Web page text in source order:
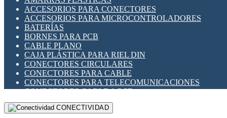
INDICADORES PARA PANEL
INTERFACES DE RELÉ
INTERRUPTORES FIN DE CARRERA
LLAVES CONMUTADORAS
MEDIDORES DE ENERGÍA Y TC'S DE CORRIENTE
MOTORES PASO A PASO
PANTALLAS HMI
PLC -CONTROLADORES LÓGICO PROGRAMABLES
PROGRAMADORES DE HORARIO
RELÉS DE PROTECCIÓN
SENSORES CAPACITIVOS
ACCESORIOS PARA CONECTORES
ACCESORIOS PARA MICROCONTROLADORES
BATERÍAS
BORNES PARA PCB
CABLE PLANO
CAJA PLÁSTICA PARA RIEL DIN
CONECTORES CIRCULARES
CONECTORES PARA CABLE
CONECTORES PARA TELECOMUNICACIONES
CONECTORES CABLE A PCB
CONECTORES PCB A CABLE
DIP SWITCHESCONECTIVIDAD